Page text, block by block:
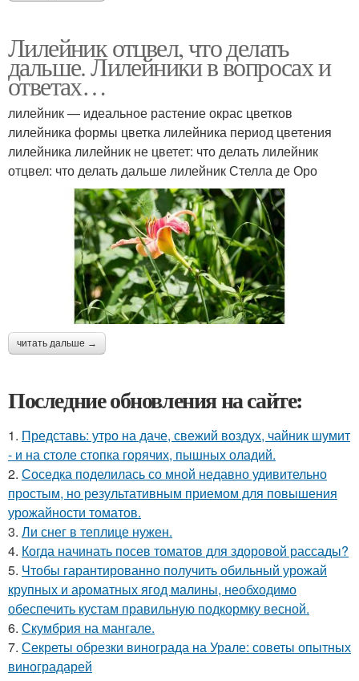
Лилейник отцвел, что делать
дальше. Лилейники в вопросах и
ответах…
лилейник — идеальное растение окрас цветков
лилейника формы цветка лилейника период цветения
лилейника лилейник не цветет: что делать лилейник
отцвел: что делать дальше лилейник Стелла де Оро
читать дальше →
Последние обновления на сайте:
1. Представь: утро на даче, свежий воздух, чайник шумит
- и на столе стопка горячих, пышных оладий.
2. Соседка поделилась со мной недавно удивительно
простым, но результативным приемом для повышения
урожайности томатов.
3. Ли снег в теплице нужен.
4. Когда начинать посев томатов для здоровой рассады?
5. Чтобы гарантированно получить обильный урожай
крупных и ароматных ягод малины, необходимо
обеспечить кустам правильную подкормку весной.
6. Скумбрия на мангале.
7. Секреты обрезки винограда на Урале: советы опытных
виноградарей